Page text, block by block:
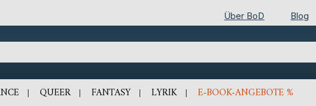
Über BoD Blog
QUEER FANTASY LYRIK E-BOOK-ANGEBOTE %